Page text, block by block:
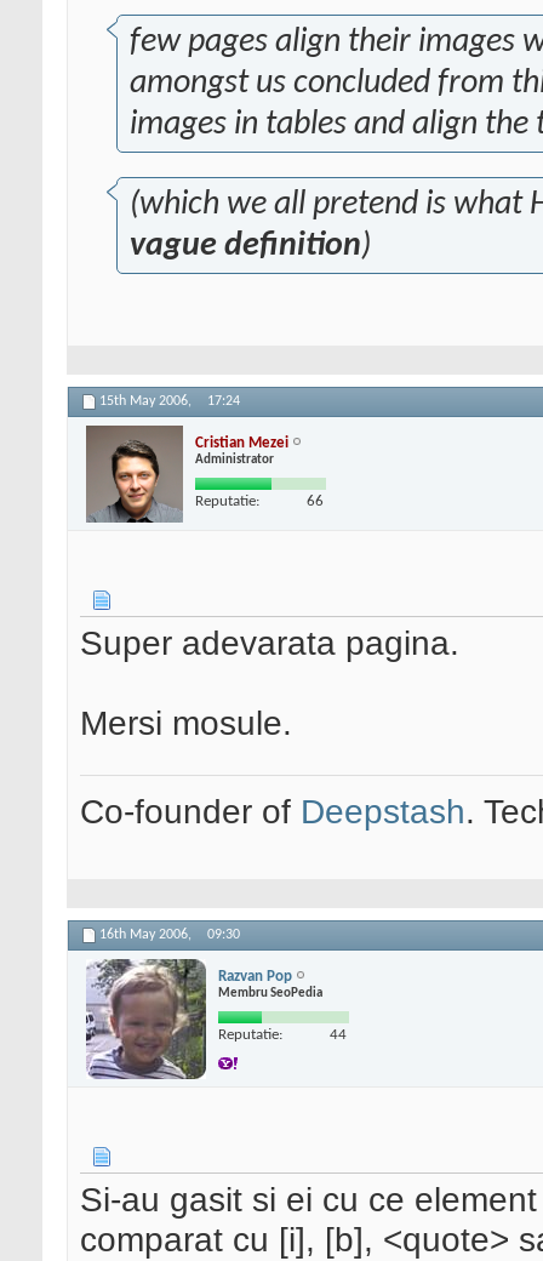
few pages align their images
amongst us concluded from
images in tables and align the
(which we all pretend is what
vague definition)
15th May 2006, 17:24
Cristian Mezei
Administrator
Reputatie: 66
Super adevarata pagina.
Mersi mosule.
Co-founder of Deepstash.
16th May 2006, 09:30
Razvan Pop
Membru SeoPedia
Reputatie: 44
Si-au gasit si ei cu ce
comparat cu [i], [b], <quote>